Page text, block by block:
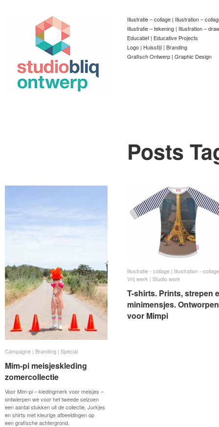
Illustratie – collage | Illustration –
Illustratie – tekening | Illustration –
Educatief | Educative Projects
Logo | Huisstijl | Branding
Grafisch Ontwerp | Graphic Design
Posts
Campagne | Branding | Special
Mim-pi meisjeskleding
zomercollectie
Voor Mim-pi – kledingmerk voor meisjes –
ontwierpen we voor het tweede seizoen
een aantal stukken uit de collectie. Jurkjes
en shirts met kleurige afbeeldingen op
een grafische achtergrond.
Campagne | Branding | Special
Mim-pi meisjeskleding
zomercollectie
Illustratie - collage | Illustration - collage
Vrij werk | Studio work
T-shirts. Prints, strepen
minimensjes. Ontworpen
voor Mimpi
Illustratie - collage | Illustration - collage
Vrij werk | Studio work
T-shirts. Prints, strepen
minimensjes. Ontworpen
voor Mimpi